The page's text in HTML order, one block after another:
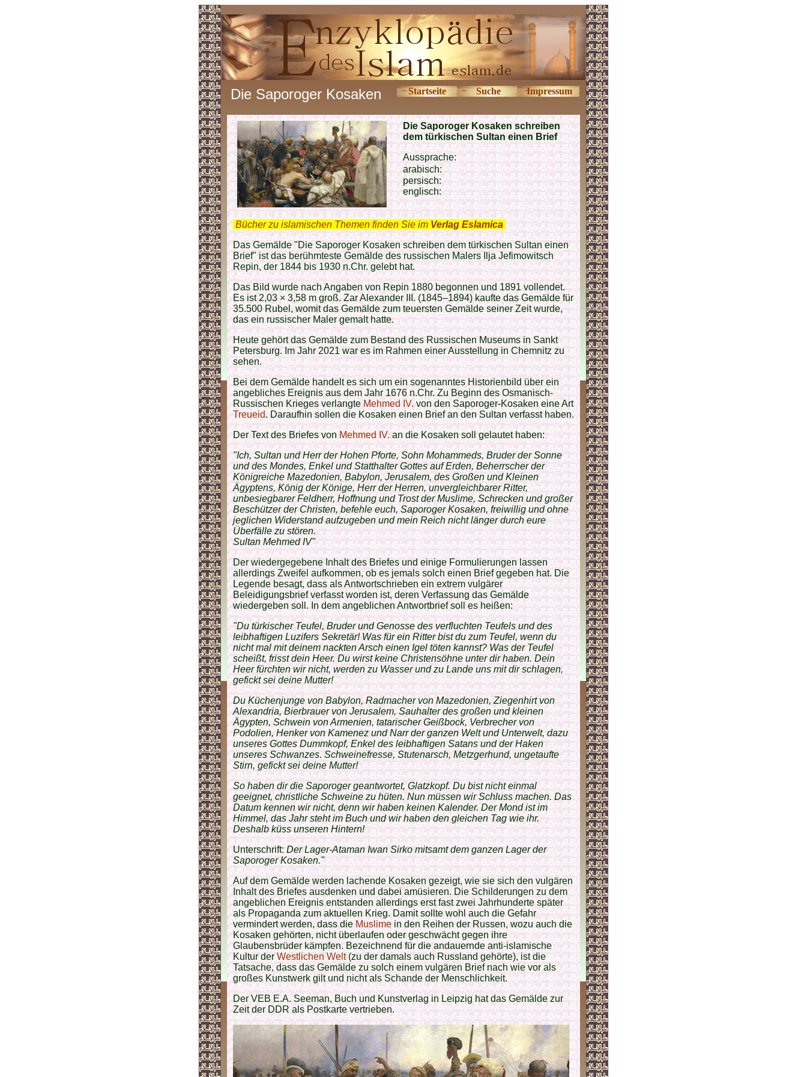
Die Saporoger Kosaken Startseite Suche Impressum
Die Saporoger Kosaken schreiben
dem türkischen Sultan einen Brief
Aussprache:
arabisch:
persisch:
englisch:
Bücher zu islamischen Themen finden Sie im Verlag Eslamica
Das Gemälde "Die Saporoger Kosaken schreiben dem türkischen Sultan einen
Brief" ist das berühmteste Gemälde des russischen Malers Ilja Jefimowitsch
Repin, der 1844 bis 1930 n.Chr. gelebt hat.
Das Bild wurde nach Angaben von Repin 1880 begonnen und 1891 vollendet.
Es ist 2,03 × 3,58 m groß. Zar Alexander III. (1845–1894) kaufte das Gemälde für
35.500 Rubel, womit das Gemälde zum teuersten Gemälde seiner Zeit wurde,
das ein russischer Maler gemalt hatte.
Heute gehört das Gemälde zum Bestand des Russischen Museums in Sankt
Petersburg. Im Jahr 2021 war es im Rahmen einer Ausstellung in Chemnitz zu
sehen.
Bei dem Gemälde handelt es sich um ein sogenanntes Historienbild über ein
angebliches Ereignis aus dem Jahr 1676 n.Chr. Zu Beginn des Osmanisch-
Russischen Krieges verlangteMehmed IV.von den Saporoger-Kosaken eine Art
Treueid. Daraufhin sollen die Kosaken einen Brief an den Sultan verfasst haben.
Der Text des Briefes vonMehmed IV.an die Kosaken soll gelautet haben:
"Ich, Sultan und Herr der Hohen Pforte, Sohn Mohammeds, Bruder der Sonne
und des Mondes, Enkel und Statthalter Gottes auf Erden, Beherrscher der
Königreiche Mazedonien, Babylon, Jerusalem, des Großen und Kleinen
Ägyptens, König der Könige, Herr der Herren, unvergleichbarer Ritter,
unbesiegbarer Feldherr, Hoffnung und Trost der Muslime, Schrecken und großer
Beschützer der Christen, befehle euch, Saporoger Kosaken, freiwillig und ohne
jeglichen Widerstand aufzugeben und mein Reich nicht länger durch eure
Überfälle zu stören.
Sultan Mehmed IV"
Der wiedergegebene Inhalt des Briefes und einige Formulierungen lassen
allerdings Zweifel aufkommen, ob es jemals solch einen Brief gegeben hat. Die
Legende besagt, dass als Antwortschrieben ein extrem vulgärer
Beleidigungsbrief verfasst worden ist, deren Verfassung das Gemälde
wiedergeben soll. In dem angeblichen Antwortbrief soll es heißen:
"Du türkischer Teufel, Bruder und Genosse des verfluchten Teufels und des
leibhaftigen Luzifers Sekretär! Was für ein Ritter bist du zum Teufel, wenn du
nicht mal mit deinem nackten Arsch einen Igel töten kannst? Was der Teufel
scheißt, frisst dein Heer. Du wirst keine Christensöhne unter dir haben. Dein
Heer fürchten wir nicht, werden zu Wasser und zu Lande uns mit dir schlagen,
gefickt sei deine Mutter!
Du Küchenjunge von Babylon, Radmacher von Mazedonien, Ziegenhirt von
Alexandria, Bierbrauer von Jerusalem, Sauhalter des großen und kleinen
Ägypten, Schwein von Armenien, tatarischer Geißbock, Verbrecher von
Podolien, Henker von Kamenez und Narr der ganzen Welt und Unterwelt, dazu
unseres Gottes Dummkopf, Enkel des leibhaftigen Satans und der Haken
unseres Schwanzes. Schweinefresse, Stutenarsch, Metzgerhund, ungetaufte
Stirn, gefickt sei deine Mutter!
So haben dir die Saporoger geantwortet, Glatzkopf. Du bist nicht einmal
geeignet, christliche Schweine zu hüten. Nun müssen wir Schluss machen. Das
Datum kennen wir nicht, denn wir haben keinen Kalender. Der Mond ist im
Himmel, das Jahr steht im Buch und wir haben den gleichen Tag wie ihr.
Deshalb küss unseren Hintern!
Unterschrift:Der Lager-Ataman Iwan Sirko mitsamt dem ganzen Lager der
Saporoger Kosaken."
Auf dem Gemälde werden lachende Kosaken gezeigt, wie sie sich den vulgären
Inhalt des Briefes ausdenken und dabei amüsieren. Die Schilderungen zu dem
angeblichen Ereignis entstanden allerdings erst fast zwei Jahrhunderte später
als Propaganda zum aktuellen Krieg. Damit sollte wohl auch die Gefahr
vermindert werden, dass dieMuslimein den Reihen der Russen, wozu auch die
Kosaken gehörten, nicht überlaufen oder geschwächt gegen ihre
Glaubensbrüder kämpfen. Bezeichnend für die andauernde anti-islamische
Kultur derWestlichen Welt(zu der damals auch Russland gehörte), ist die
Tatsache, dass das Gemälde zu solch einem vulgären Brief nach wie vor als
großes Kunstwerk gilt und nicht als Schande der Menschlichkeit.
Der VEB E.A. Seeman, Buch und Kunstverlag in Leipzig hat das Gemälde zur
Zeit der DDR als Postkarte vertrieben.